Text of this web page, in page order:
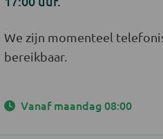
We zijn momenteel
bereikbaar.
Vanaf maandag 08:00